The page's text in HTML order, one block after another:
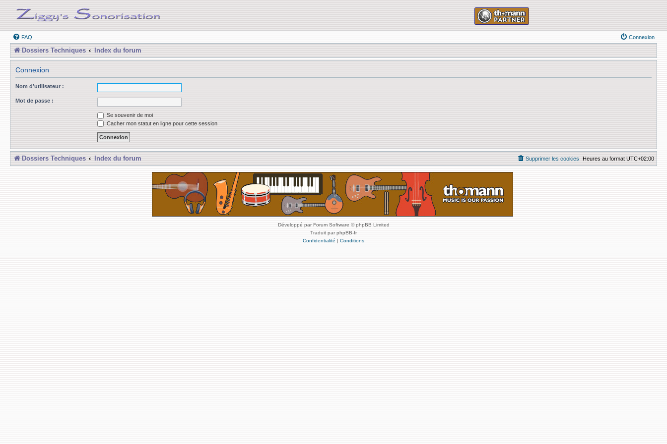
FAQ Connexion
Dossiers Techniques Index du forum
Connexion
Nom d’utilisateur :
Mot de passe :
Se souvenir de moi
Cacher mon statut en ligne pour cette session
Dossiers Techniques Index du forum Heures au format UTC+02:00
Supprimer les cookies
Développé par Forum Software © phpBB Limited
Traduit par phpBB-fr
Confidentialité | Conditions